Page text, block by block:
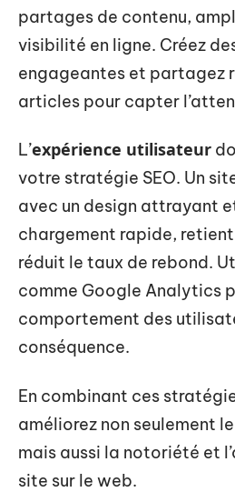
partages de contenu,
visibilité en ligne. Créez
engageantes et partagez
articles pour capter
L’expérience utilisateur
votre stratégie SEO. Un
avec un design attrayant
chargement rapide,
réduit le taux de rebond.
comme Google Analytics
comportement des
conséquence.
En combinant ces
améliorez non seulement
mais aussi la notoriété et
site sur le web.